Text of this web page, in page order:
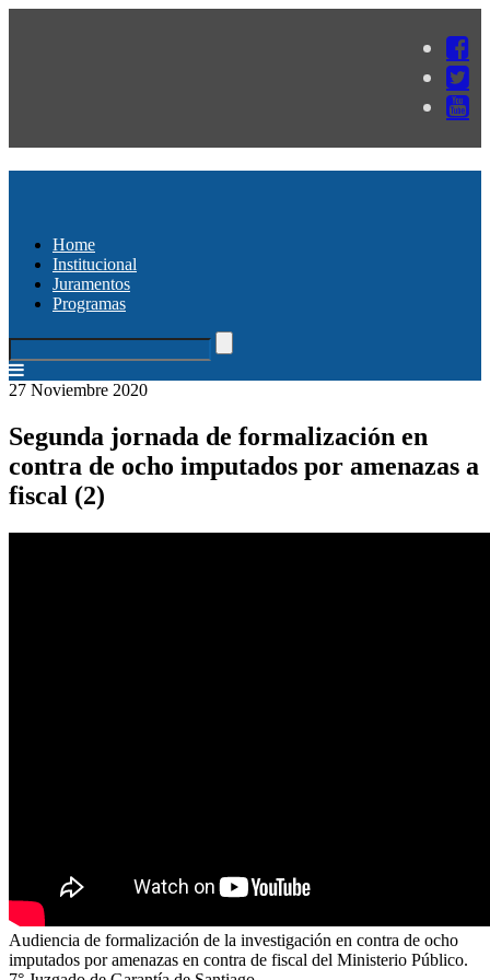
Home
Institucional
Juramentos
Programas
27 Noviembre 2020
Segunda jornada de formalización en
contra de ocho imputados por amenazas a
fiscal (2)
Audiencia de formalización de la investigación en contra de ocho
imputados por amenazas en contra de fiscal del Ministerio Público.